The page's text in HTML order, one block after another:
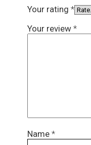
Your rating *
Your review *
Name *